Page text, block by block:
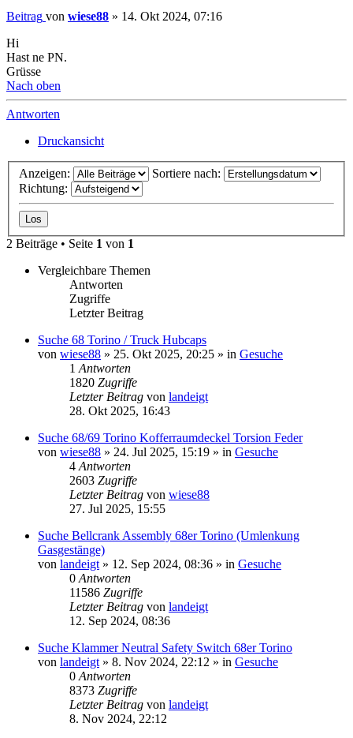
Beitrag von wiese88 » 14. Okt 2024, 07:16
Hi
Hast ne PN.
Grüsse
Nach oben
Antworten
Druckansicht
Anzeigen:
Sortiere nach:
Richtung:
2 Beiträge • Seite 1 von 1
Vergleichbare Themen
Antworten
Zugriffe
Letzter Beitrag
Suche 68 Torino / Truck Hubcaps
von wiese88 » 25. Okt 2025, 20:25 » in Gesuche
1 Antworten
1820 Zugriffe
Letzter Beitrag von landeigt
28. Okt 2025, 16:43
Suche 68/69 Torino Kofferraumdeckel Torsion Feder
von wiese88 » 24. Jul 2025, 15:19 » in Gesuche
4 Antworten
2603 Zugriffe
Letzter Beitrag von wiese88
27. Jul 2025, 15:55
Suche Bellcrank Assembly 68er Torino (Umlenkung
Gasgestänge)
von landeigt » 12. Sep 2024, 08:36 » in Gesuche
0 Antworten
11586 Zugriffe
Letzter Beitrag von landeigt
12. Sep 2024, 08:36
Suche Klammer Neutral Safety Switch 68er Torino
von landeigt » 8. Nov 2024, 22:12 » in Gesuche
0 Antworten
8373 Zugriffe
Letzter Beitrag von landeigt
8. Nov 2024, 22:12